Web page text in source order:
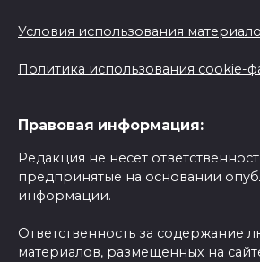
Условия использования
Политика использования cookie-
Правовая информация:
Редакция не несет
предпринятые на основании
информации.
Ответственность за содержание
материалов, размещенных на